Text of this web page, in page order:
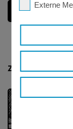
ONLINE
Zurück zu
Externe